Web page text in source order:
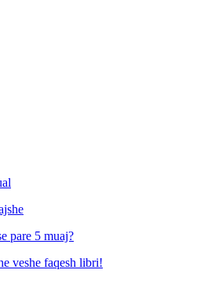
pare 5 muaj?
veshe faqesh libri!